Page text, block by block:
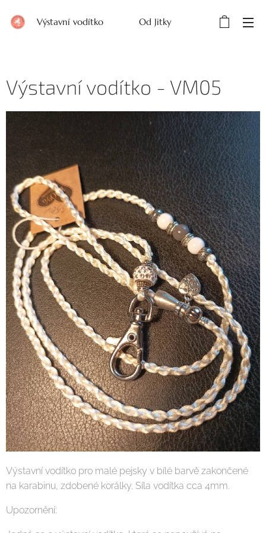
Výstavní vodítko Od Jitky
Výstavní vodítko - VM05
Výstavní vodítko pro malé pejsky v bílé barvě zakončené
na karabinu, zdobené korálky. Síla vodítka cca 4mm.
Upozornění: